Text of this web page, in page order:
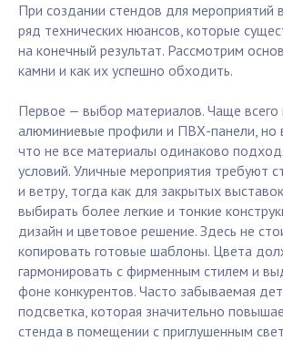
При создании стендов для мероприятий
ряд технических нюансов, которые
на конечный результат. Рассмотрим
камни и как их успешно обходить.
Первое — выбор материалов. Чаще всего
алюминиевые профили и ПВХ-панели, но
что не все материалы одинаково
условий. Уличные мероприятия требуют
и ветру, тогда как для закрытых
выбирать более легкие и тонкие
дизайн и цветовое решение. Здесь не
копировать готовые шаблоны. Цвета
гармонировать с фирменным стилем и
фоне конкурентов. Часто забываемая
подсветка, которая значительно
стенда в помещении с приглушенным